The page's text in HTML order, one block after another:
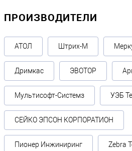
ПРОИЗВОДИТЕЛИ
АТОЛ Штрих-М
Дримкас ЭВОТОР
Мультисофт-Системз УЭБ
СЕЙКО ЭПСОН КОРПОРАТИОН
Пионер Инжиниринг Zebra